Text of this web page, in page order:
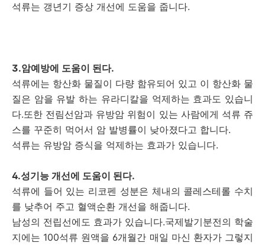
석류는 갱년기 증상 개선에 도움을 줍니다.
3.암예방에 도움이 된다.
석류에는 항산화 물질이 다량 함유되어 있고 이 항산화 물
질은 암을 유발 하는 유라디칼을 억제하는 효과도 있습니
다.또한 전림선암과 유방암 위험이 있는 사람에게 석류 쥬
스를 꾸준히 먹어서 암 발병률이 낮아졌다고 합니다.
석류는 유방암 증식을 억제하는 효과가 있습니다.
4.성기능 개선에 도움이 된다.
석류에 들어 있는 리코펜 성분은 체내의 콜레스테롤 수치
를 낮추어 주고 혈액순환 개선을 해줍니다.
남성의 전립선에도 효과가 있습니다.국제발기분전의 학술
지에는 100석류 원액을 6개월간 매일 마신 환자가 그렇지